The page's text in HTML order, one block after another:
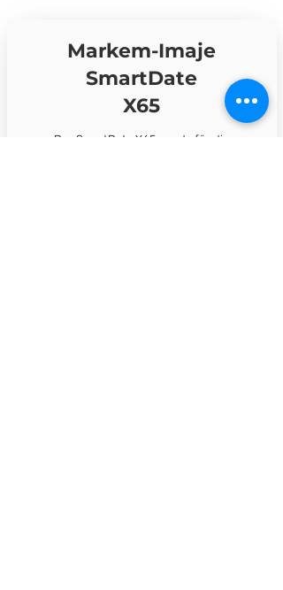
Markem-Imaje
SmartDate
X65
Das SmartDate X65 wurde für die